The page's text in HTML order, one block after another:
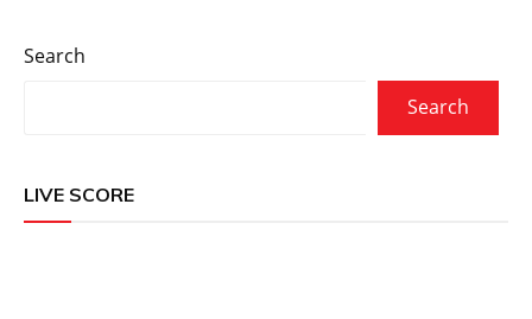
Search
Search
LIVE SCORE